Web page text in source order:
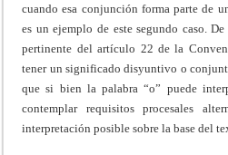
cuando esa conjunción forma parte de
es un ejemplo de este segundo caso.
pertinente del artículo 22 de la
tener un significado disyuntivo o
que si bien la palabra “o” puede
contemplar requisitos procesales
interpretación posible sobre la base del